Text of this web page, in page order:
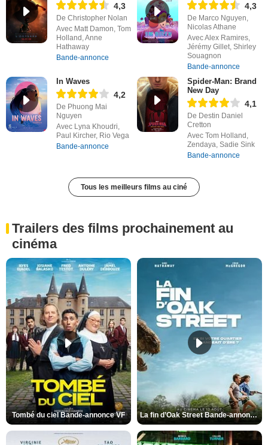
4,3
De Christopher Nolan
Avec Matt Damon, Tom
Holland, Anne
Hathaway
Bande-annonce
4,3
De Marco Nguyen,
Nicolas Athane
Avec Alex Ramires,
Jérémy Gillet, Shirley
Souagnon
Bande-annonce
In Waves
4,2
De Phuong Mai
Nguyen
Avec Lyna Khoudri,
Paul Kircher, Rio Vega
Bande-annonce
Spider-Man: Brand
New Day
4,1
De Destin Daniel
Cretton
Avec Tom Holland,
Zendaya, Sadie Sink
Bande-annonce
Tous les meilleurs films au ciné
Trailers des films prochainement au
cinéma
Tombé du ciel Bande-annonce VF La fin d’Oak Street Bande-annonce VO STFR